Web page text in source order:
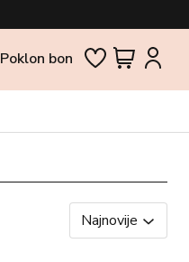
Poklon bon
Najnovije